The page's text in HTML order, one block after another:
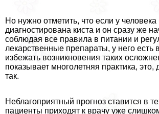
Но нужно отметить, что если у
диагностирована киста и он сразу же
соблюдая все правила в питании и
лекарственные препараты, у него есть
избежать возникновения таких
показывает многолетняя пpaктика, это,
так.
Нeблагоприятный прогноз ставится в
пациенты приходят к врачу уже